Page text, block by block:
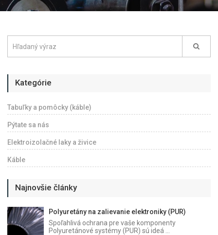
Kategórie
Tabuľky a pomôcky (káble)
Pýtate sa nás
Elektroizolačné laky a živice
Káble
Najnovšie články
Polyuretány na zalievanie elektroniky (PUR)
Spoľahlivá ochrana pre vaše komponenty
Polyuretánové systémy (PUR) sú ideá ...